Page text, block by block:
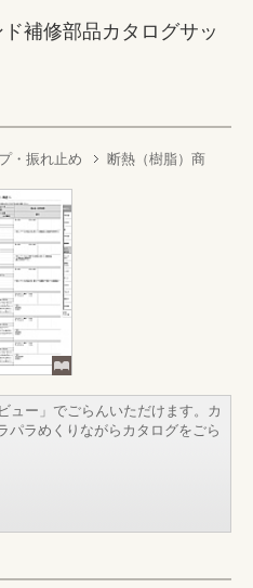
補修部品カタログサッ
・振れ止め
断熱（樹脂）商
ュー」でごらんいただけます。カ
パラめくりながらカタログをごら